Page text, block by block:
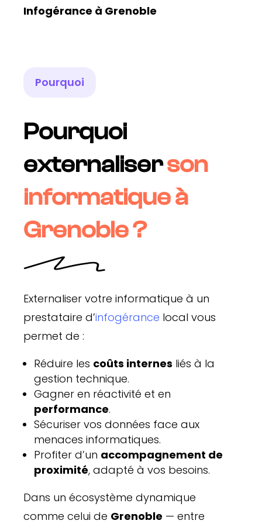
Infogérance à Grenoble
Pourquoi
Pourquoi
externaliserson
informatique à
Grenoble ?
Externaliser votre informatique à un
prestataire d’infogérance local vous
permet de :
Réduire les coûts internes liés à la
gestion technique.
Gagner en réactivité et en
performance.
Sécuriser vos données face aux
menaces informatiques.
Profiter d’un accompagnement de
proximité, adapté à vos besoins.
Dans un écosystème dynamique
comme celui de Grenoble — entre